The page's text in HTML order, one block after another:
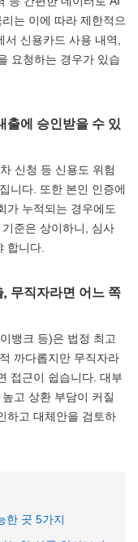
는 이에 따라 제한적으
신용카드 사용 내역,
요청하는 경우가 있습
출에 승인받을 수 있
신청 등 신용도 위험
니다. 또한 본인 인증에
가 누적되는 경우에도
준은 상이하니, 심사
합니다.
무직자라면 어느 쪽
뱅크 등)은 법정 최고
까다롭지만 무직자라
접근이 쉽습니다. 대부
고 상환 부담이 커질
하고 대체안을 검토하
한 곳 5가지